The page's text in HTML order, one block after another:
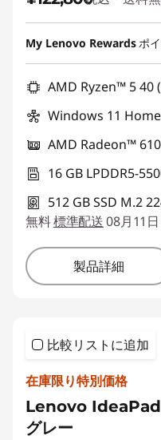
My Lenovo Rewardsポ
AMD Ryzen™ 5 40
Windows 11
AMD Radeon™
16 GB LPDDR5-
512 GB SSD M.2
無料標準配送08月11
製品詳細
比較リストに追加
在庫限り特別価格
Lenovo
グレー